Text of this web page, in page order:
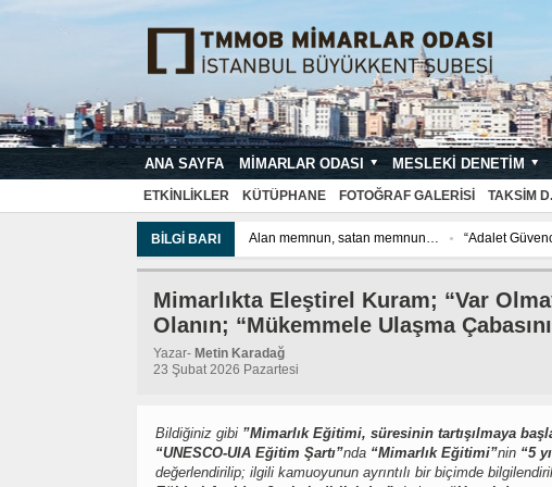
ANA SAYFA MIMARLAR ODASI MESLEKI DENETIM
ETKINLIKLER KÜTÜPHANE FOTOĞRAF GALERISI TAKSIM
BILGI BARIAlan memnun, satan memnun… “Adalet Güvenceli
“Adalet Güvenceli Hukuk”un Mantığı; “Kamuyasal
Mimarlıkta Eleştirel Kuram; “Var
Olanın; “Mükemmele Ulaşma
Yazar- Metin Karadağ
23 Şubat 2026 Pazartesi
Bildiğiniz gibi ”Mimarlık Eğitimi, süresinin tartışılmaya
“UNESCO-UIA Eğitim Şartı”nda “Mimarlık Eğitimi”nin “5
değerlendirilip; ilgili kamuoyunun ayrıntılı bir biçimde